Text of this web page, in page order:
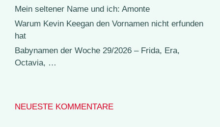
Mein seltener Name und ich: Amonte
Warum Kevin Keegan den Vornamen nicht erfunden
hat
Babynamen der Woche 29/2026 – Frida, Era,
Octavia, …
NEUESTE KOMMENTARE